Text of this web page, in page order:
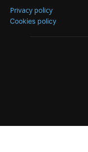
Privacy policy
Cookies policy